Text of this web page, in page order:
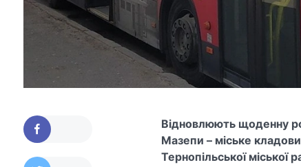
Відновлюють щоденну
Мазепи – міське
Тернопільської міської